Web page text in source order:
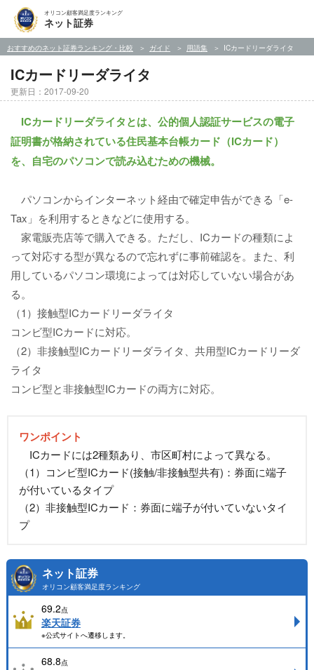
オリコン顧客満足度ランキング
ネット証券
おすすめのネット証券ランキング・比較 ガイド 用語集 ICカードリーダライタ
ICカードリーダライタ
更新日：2017-09-20
ICカードリーダライタとは、公的個人認証サービスの電子
証明書が格納されている住民基本台帳カード（ICカード）
を、自宅のパソコンで読み込むための機械。
パソコンからインターネット経由で確定申告ができる「e-
Tax」を利用するときなどに使用する。
家電販売店等で購入できる。ただし、ICカードの種類によ
って対応する型が異なるので忘れずに事前確認を。また、利
用しているパソコン環境によっては対応していない場合があ
る。
（1）接触型ICカードリーダライタ
コンビ型ICカードに対応。
（2）非接触型ICカードリーダライタ、共用型ICカードリーダ
ライタ
コンビ型と非接触型ICカードの両方に対応。
ワンポイント
ICカードには2種類あり、市区町村によって異なる。
（1）コンビ型ICカード(接触/非接触型共有)：券面に端子
が付いているタイプ
（2）非接触型ICカード：券面に端子が付いていないタイ
プ
ネット証券
オリコン顧客満足度ランキング
69.2点
楽天証券
※公式サイトへ遷移します。
68.8点